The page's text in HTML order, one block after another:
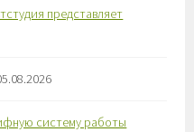
представляет
систему работы